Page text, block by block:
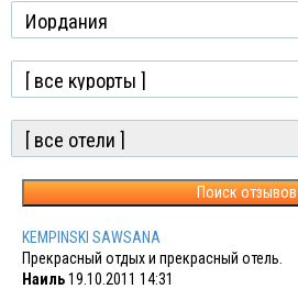
Поиск отзывов
KEMPINSKI SAWSANA
Прекрасный отдых и прекрасный отель.
Наиль19.10.2011 14:31